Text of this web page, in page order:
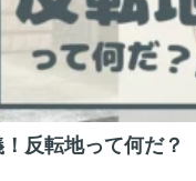
反転地って何だ？